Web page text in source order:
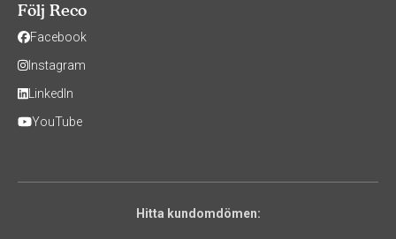
Följ Reco
Facebook
Instagram
LinkedIn
YouTube
Hitta kundomdömen: